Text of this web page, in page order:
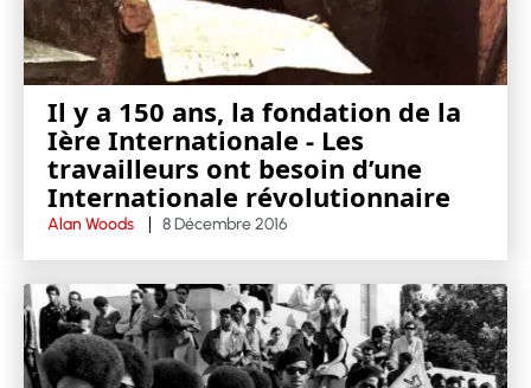
Il y a 150 ans, la fondation de la
Ière Internationale - Les
travailleurs ont besoin d’une
Internationale révolutionnaire
Alan Woods 8 Décembre 2016